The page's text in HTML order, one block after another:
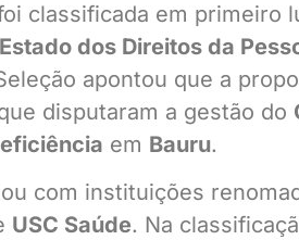
classificada em primeiro
dos Direitos da
apontou que a
disputaram a gestão do
em Bauru.
com instituições
USC Saúde. Na